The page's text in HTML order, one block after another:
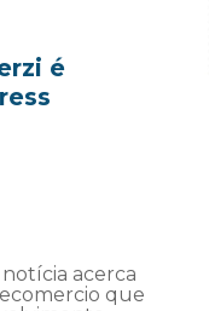
é
acerca
que